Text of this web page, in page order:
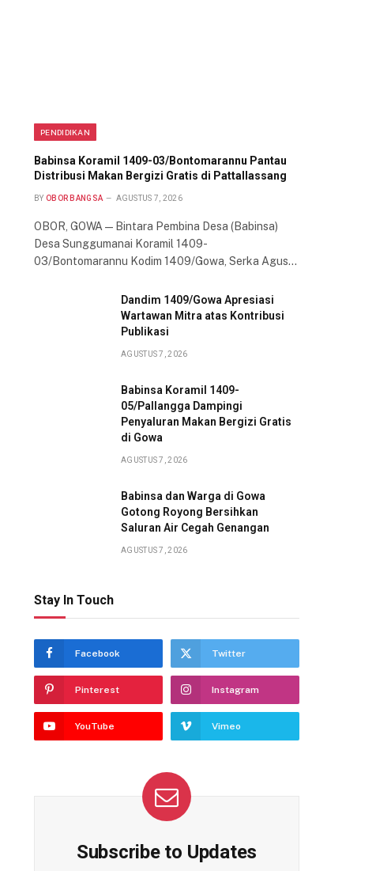
PENDIDIKAN
Babinsa Koramil 1409-03/Bontomarannu Pantau
Distribusi Makan Bergizi Gratis di Pattallassang
BY OBOR BANGSA AGUSTUS 7, 2026
OBOR, GOWA — Bintara Pembina Desa (Babinsa)
Desa Sunggumanai Koramil 1409-
03/Bontomarannu Kodim 1409/Gowa, Serka Agus…
Dandim 1409/Gowa Apresiasi
Wartawan Mitra atas Kontribusi
Publikasi
AGUSTUS 7, 2026
Babinsa Koramil 1409-
05/Pallangga Dampingi
Penyaluran Makan Bergizi Gratis
di Gowa
AGUSTUS 7, 2026
Babinsa dan Warga di Gowa
Gotong Royong Bersihkan
Saluran Air Cegah Genangan
AGUSTUS 7, 2026
Stay In Touch
Facebook Twitter
Pinterest Instagram
YouTube Vimeo
Subscribe to Updates